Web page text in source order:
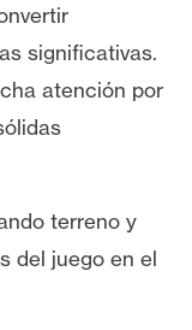
significativas.
atención por
terreno y
del juego en el